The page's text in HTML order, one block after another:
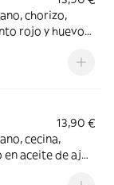
chorizo,
rojo y huevo
13,90 €
cecina,
aceite de ajo,